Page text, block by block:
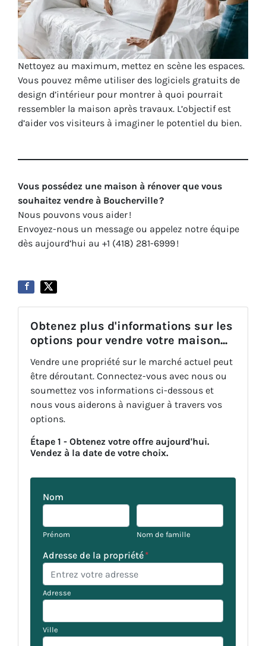
Nettoyez au maximum, mettez en scène les espaces.
Vous pouvez même utiliser des logiciels gratuits de
design d’intérieur pour montrer à quoi pourrait
ressembler la maison après travaux. L’objectif est
d’aider vos visiteurs à imaginer le potentiel du bien.
Vous possédez une maison à rénover que vous
souhaitez vendre à Boucherville ?
Nous pouvons vous aider !
Envoyez-nous un message ou appelez notre équipe
dès aujourd’hui au +1 (418) 281-6999 !
Obtenez plus d'informations sur les
options pour vendre votre maison...
Vendre une propriété sur le marché actuel peut
être déroutant. Connectez-vous avec nous ou
soumettez vos informations ci-dessous et
nous vous aiderons à naviguer à travers vos
options.
Étape 1 - Obtenez votre offre aujourd'hui.
Vendez à la date de votre choix.
Nom
Prénom Nom de famille
Adresse de la propriété*
Adresse
Ville